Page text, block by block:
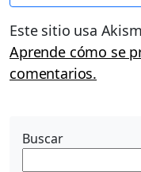
Este sitio usa
Aprende cómo se
comentarios.
Buscar